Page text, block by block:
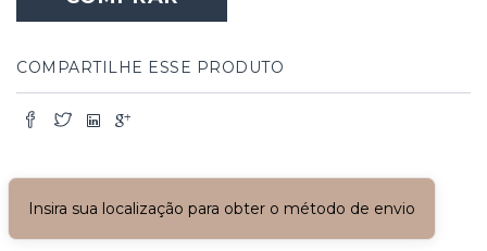
e
quantidade
COMPARTILHE ESSE PRODUTO
Insira sua localização para obter o método de envio